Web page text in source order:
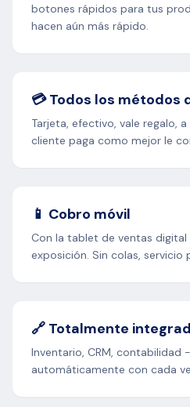
botones rápidos para tus
hacen aún más rápido.
💳 Todos los métodos
Tarjeta, efectivo, vale regalo,
cliente paga como mejor le
📱 Cobro móvil
Con la tablet de ventas digital
exposición. Sin colas, servicio
🔗 Totalmente
Inventario, CRM, contabilidad
automáticamente con cada